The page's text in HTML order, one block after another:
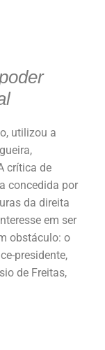
utilizou a
crítica de
concedida por
da direita
em ser
obstáculo: o
presidente,
de Freitas,